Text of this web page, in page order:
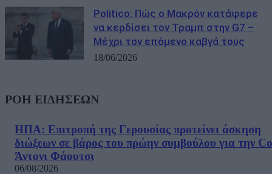
Politico: Πώς ο Μακρόν κατάφερε
να κερδίσει τον Τραμπ στην G7 –
Μέχρι τον επόμενο καβγά τους
18/06/2026
ΡΟΗ ΕΙΔΗΣΕΩΝ
ΗΠΑ: Επιτροπή της Γερουσίας προτείνει άσκηση
διώξεων σε βάρος του πρώην συμβούλου για την
Άντονι Φάουτσι
06/08/2026